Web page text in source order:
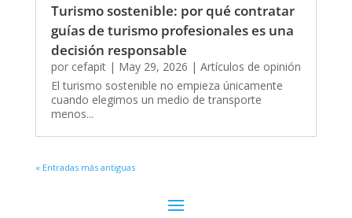
Turismo sostenible: por qué contratar
guías de turismo profesionales es una
decisión responsable
por cefapit| May 29, 2026 | Artículos de opinión
El turismo sostenible no empieza únicamente
cuando elegimos un medio de transporte
menos...
« Entradas más antiguas